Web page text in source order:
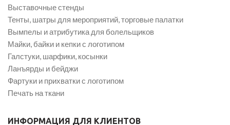
Выставочные стенды
Тенты, шатры для мероприятий, торговые палатки
Вымпелы и атрибутика для болельщиков
Майки, байки и кепки с логотипом
Галстуки, шарфики, косынки
Ланъярды и бейджи
Фартуки и прихватки с логотипом
Печать на ткани
ИНФОРМАЦИЯ ДЛЯ КЛИЕНТОВ